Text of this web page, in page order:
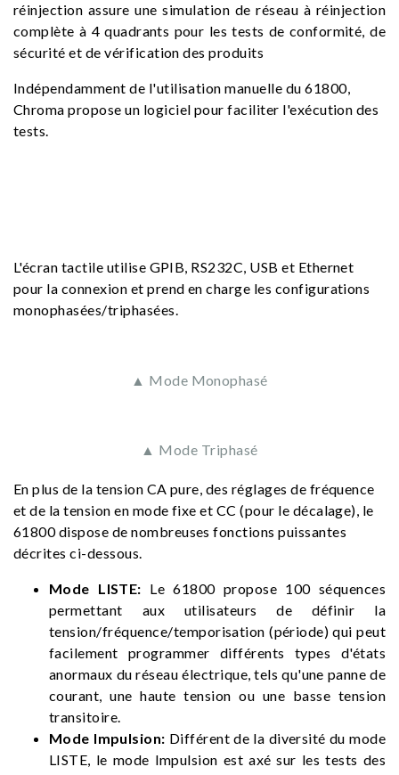
réinjection assure une simulation de réseau à réinjection
complète à 4 quadrants pour les tests de conformité, de
sécurité et de vérification des produits
Indépendamment de l'utilisation manuelle du 61800,
Chroma propose un logiciel pour faciliter l'exécution des
tests.
L'écran tactile utilise GPIB, RS232C, USB et Ethernet
pour la connexion et prend en charge les configurations
monophasées/triphasées.
▲ Mode Monophasé
▲ Mode Triphasé
En plus de la tension CA pure, des réglages de fréquence
et de la tension en mode fixe et CC (pour le décalage), le
61800 dispose de nombreuses fonctions puissantes
décrites ci-dessous.
Mode LISTE: Le 61800 propose 100 séquences
permettant aux utilisateurs de définir la
tension/fréquence/temporisation (période) qui peut
facilement programmer différents types d'états
anormaux du réseau électrique, tels qu'une panne de
courant, une haute tension ou une basse tension
transitoire.
Mode Impulsion: Différent de la diversité du mode
LISTE, le mode Impulsion est axé sur les tests des